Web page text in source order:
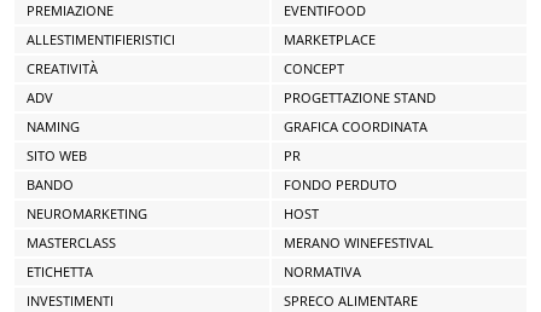
PREMIAZIONE
EVENTIFOOD
ALLESTIMENTIFIERISTICI
MARKETPLACE
CREATIVITÀ
CONCEPT
ADV
PROGETTAZIONE STAND
NAMING
GRAFICA COORDINATA
SITO WEB
PR
BANDO
FONDO PERDUTO
NEUROMARKETING
HOST
MASTERCLASS
MERANO WINEFESTIVAL
ETICHETTA
NORMATIVA
INVESTIMENTI
SPRECO ALIMENTARE